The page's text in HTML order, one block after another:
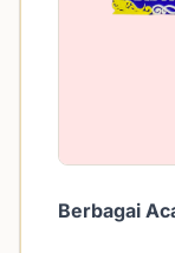
Berbagai